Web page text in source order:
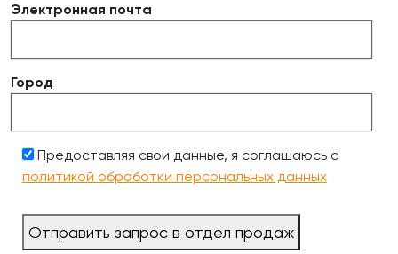
Электронная почта
Город
Предоставляя свои данные, я соглашаюсь с
политикой обработки персональных данных
Отправить запрос в отдел продаж